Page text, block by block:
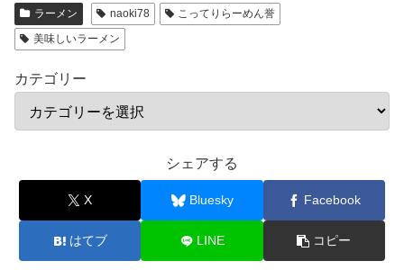
ラーメン naoki78
こってりらーめん誉
美味しいラーメン
カテゴリー
シェアする
X Bluesky Facebook
はてブ LINE コピー